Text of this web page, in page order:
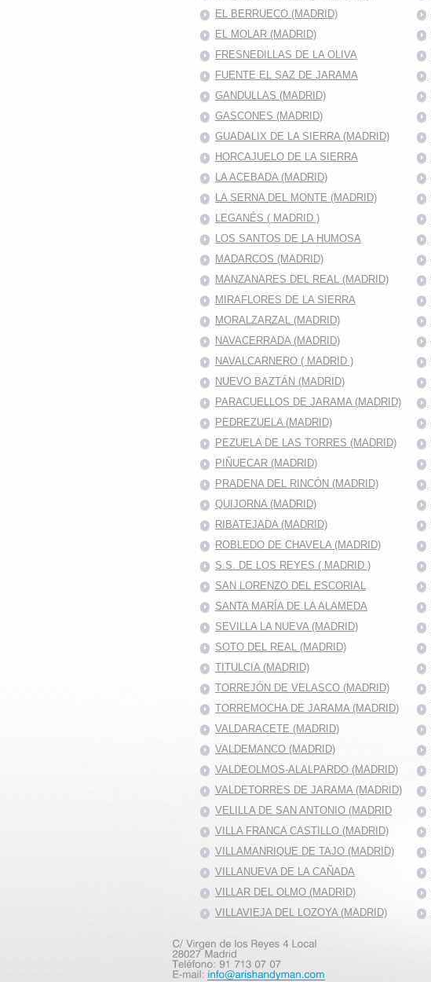
EL BERRUECO (MADRID)
EL MOLAR (MADRID)
FRESNEDILLAS DE LA OLIVA
FUENTE EL SAZ DE JARAMA
GANDULLAS (MADRID)
GASCONES (MADRID)
GUADALIX DE LA SIERRA (MADRID)
HORCAJUELO DE LA SIERRA
LA ACEBADA (MADRID)
LA SERNA DEL MONTE (MADRID)
LEGANÉS ( MADRID )
LOS SANTOS DE LA HUMOSA
MADARCOS (MADRID)
MANZANARES DEL REAL (MADRID)
MIRAFLORES DE LA SIERRA
MORALZARZAL (MADRID)
NAVACERRADA (MADRID)
NAVALCARNERO ( MADRID )
NUEVO BAZTÁN (MADRID)
PARACUELLOS DE JARAMA (MADRID)
PEDREZUELA (MADRID)
PEZUELA DE LAS TORRES (MADRID)
PIÑUECAR (MADRID)
PRADENA DEL RINCÓN (MADRID)
QUIJORNA (MADRID)
RIBATEJADA (MADRID)
ROBLEDO DE CHAVELA (MADRID)
S.S. DE LOS REYES ( MADRID )
SAN LORENZO DEL ESCORIAL
SANTA MARÍA DE LA ALAMEDA
SEVILLA LA NUEVA (MADRID)
SOTO DEL REAL (MADRID)
TITULCIA (MADRID)
TORREJÓN DE VELASCO (MADRID)
TORREMOCHA DE JARAMA (MADRID)
VALDARACETE (MADRID)
VALDEMANCO (MADRID)
VALDEOLMOS-ALALPARDO (MADRID)
VALDETORRES DE JARAMA (MADRID)
VELILLA DE SAN ANTONIO (MADRID
VILLA FRANCA CASTILLO (MADRID)
VILLAMANRIQUE DE TAJO (MADRID)
VILLANUEVA DE LA CAÑADA
VILLAR DEL OLMO (MADRID)
VILLAVIEJA DEL LOZOYA (MADRID)